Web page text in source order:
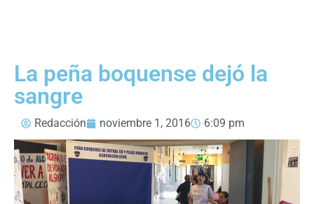
La peña boquense dejó la
sangre
Redacción noviembre 1, 2016 6:09 pm